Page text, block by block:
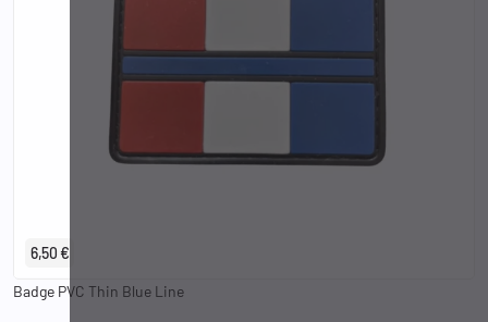
6,50 €
Badge PVC Thin Blue Line